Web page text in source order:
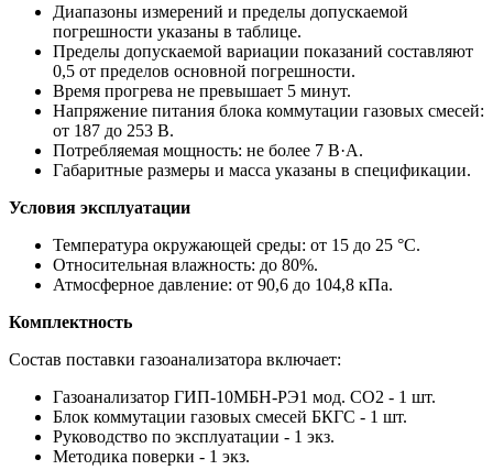
Диапазоны измерений и пределы допускаемой
погрешности указаны в таблице.
Пределы допускаемой вариации показаний составляют
0,5 от пределов основной погрешности.
Время прогрева не превышает 5 минут.
Напряжение питания блока коммутации газовых смесей:
от 187 до 253 В.
Потребляемая мощность: не более 7 В·А.
Габаритные размеры и масса указаны в спецификации.
Условия эксплуатации
Температура окружающей среды: от 15 до 25 °C.
Относительная влажность: до 80%.
Атмосферное давление: от 90,6 до 104,8 кПа.
Комплектность
Состав поставки газоанализатора включает:
Газоанализатор ГИП-10МБН-РЭ1 мод. СО2 - 1 шт.
Блок коммутации газовых смесей БКГС - 1 шт.
Руководство по эксплуатации - 1 экз.
Методика поверки - 1 экз.